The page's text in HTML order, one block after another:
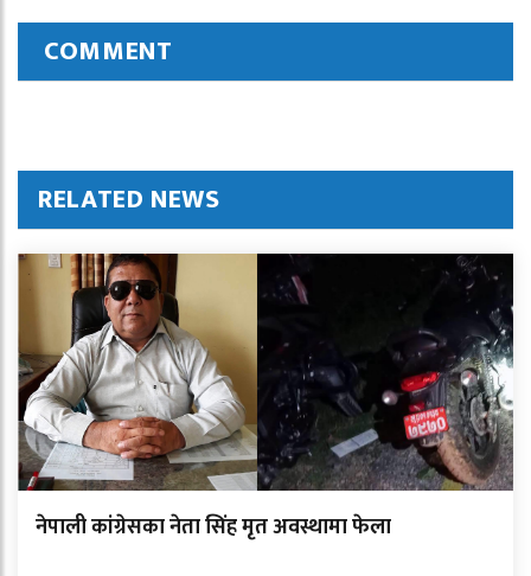
COMMENT
RELATED NEWS
नेपाली कांग्रेसका नेता सिंह मृत अवस्थामा फेला